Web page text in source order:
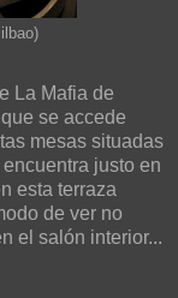
La Mafia de
se accede
mesas situadas
justo en
esta terraza
de ver no
el salón interior...